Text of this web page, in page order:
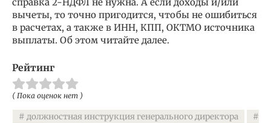
вычеты, то точно пригодится, чтобы не ошибиться
в расчетах, а также в ИНН, КПП, ОКТМО источника
выплаты. Об этом читайте далее.
Рейтинг
( Пока оценок нет )
должностная инструкция генерального директора